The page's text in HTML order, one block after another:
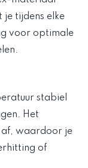
je tijdens elke
voor optimale
stabiel
Het
af, waardoor je
of